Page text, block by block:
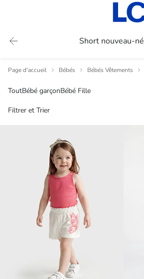
Short nouveau-né
Page d'accueil Bébés Bébés Vêtements
ToutBébé garçonBébé Fille
Filtrer et Trier